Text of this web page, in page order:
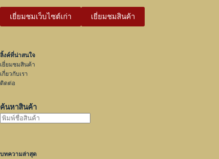
เยี่ยมชมเว็บไซต์เก่า เยี่ยมชมสินค้า
ลิ้งค์ที่น่าสนใจ
เยี่ยมชมสินค้า
เกี่ยวกับเรา
ติดต่อ
ค้นหาสินค้า
บทความล่าสุด